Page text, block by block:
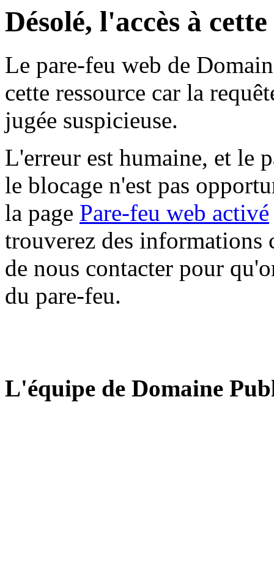
Désolé, l'accès à
Le pare-feu web de
cette ressource car la
jugée suspicieuse.
L'erreur est humaine, et le
le blocage n'est pas
la page Pare-feu web activé
trouverez des informations
de nous contacter pour
du pare-feu.
L'équipe de Domaine